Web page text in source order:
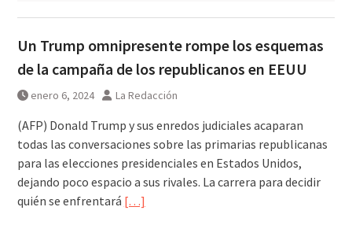
Un Trump omnipresente rompe los esquemas
de la campaña de los republicanos en EEUU
enero 6, 2024 La Redacción
(AFP) Donald Trump y sus enredos judiciales acaparan
todas las conversaciones sobre las primarias republicanas
para las elecciones presidenciales en Estados Unidos,
dejando poco espacio a sus rivales. La carrera para decidir
quién se enfrentará […]